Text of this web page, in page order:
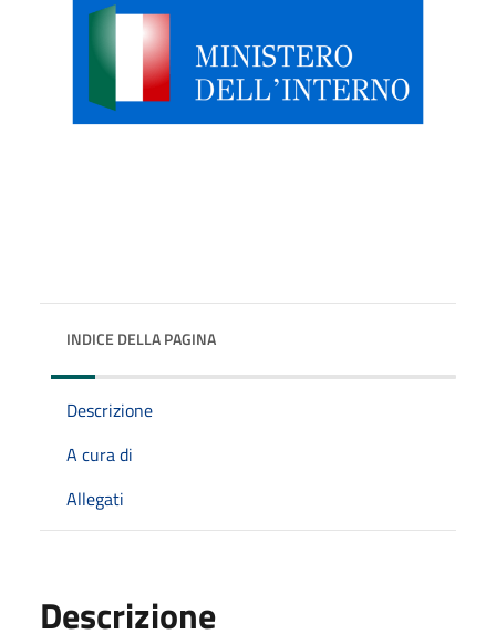
INDICE DELLA PAGINA
Descrizione
A cura di
Allegati
Descrizione